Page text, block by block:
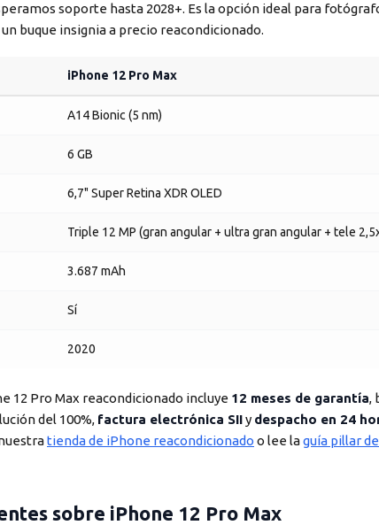
soporte hasta 2028+. Es la opción ideal para
buque insignia a precio reacondicionado.
iPhone 12 Pro Max
A14 Bionic (5 nm)
6 GB
6,7" Super Retina XDR OLED
Triple 12 MP (gran angular + ultra gran angular + tele
3.687 mAh
Sí
2020
12 Pro Max reacondicionado incluye 12 meses de garantía,
del 100%, factura electrónica SIIy despacho en 24
tienda de iPhone reacondicionado o lee laguía pillar
sobre iPhone 12 Pro Max